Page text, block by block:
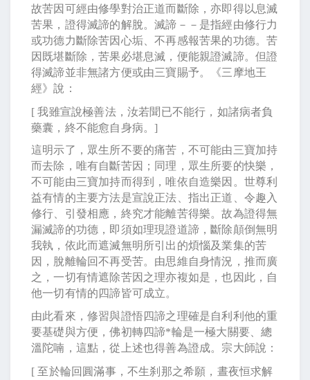
故苦因可經由修學對治正道而斷除，亦即得以息滅
苦果，證得滅諦的解脫。滅諦－－是指經由修行力
或功德力斷除苦因心垢、不再感報苦果的功德。苦
因既堪斷除，苦果必堪息滅，便能親證滅諦。但證
得滅諦並非無諸方便或由三寶賜予。《三摩地王
經》說：
[我雖宣說極善法，汝若聞已不能行，如諸病者負
藥囊，終不能愈自身病。]
這明示了，眾生所不要的痛苦，不可能由三寶加持
而去除，唯有自斷苦因；同理，眾生所要的快樂，
不可能由三寶加持而得到，唯依自造樂因。世尊利
益有情的主要方法是宣說正法、指出正道、令趣入
修行、引發相應，終究才能離苦得樂。故為證得無
漏滅諦的功德，即須如理現證道諦，斷除顛倒無明
我執，依此而遮滅無明所引出的煩惱及業集的苦
因，脫離輪回不再受苦。由思維自身情況，推而廣
之，一切有情遮除苦因之理亦複如是，也因此，自
他一切有情的四諦皆可成立。
由此看來，修習與證悟四諦之理確是自利利他的重
要基礎與方便，佛初轉四諦*輪是一極大關要、總
溫陀喃，這點，從上述也得善為證成。宗大師說：
[至於輪回圓滿事，不生刹那之希願，晝夜恒求解